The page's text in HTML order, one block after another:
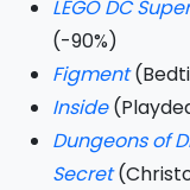
LEGO DC
(-90%)
Figment
Inside
Dungeons of
Secret